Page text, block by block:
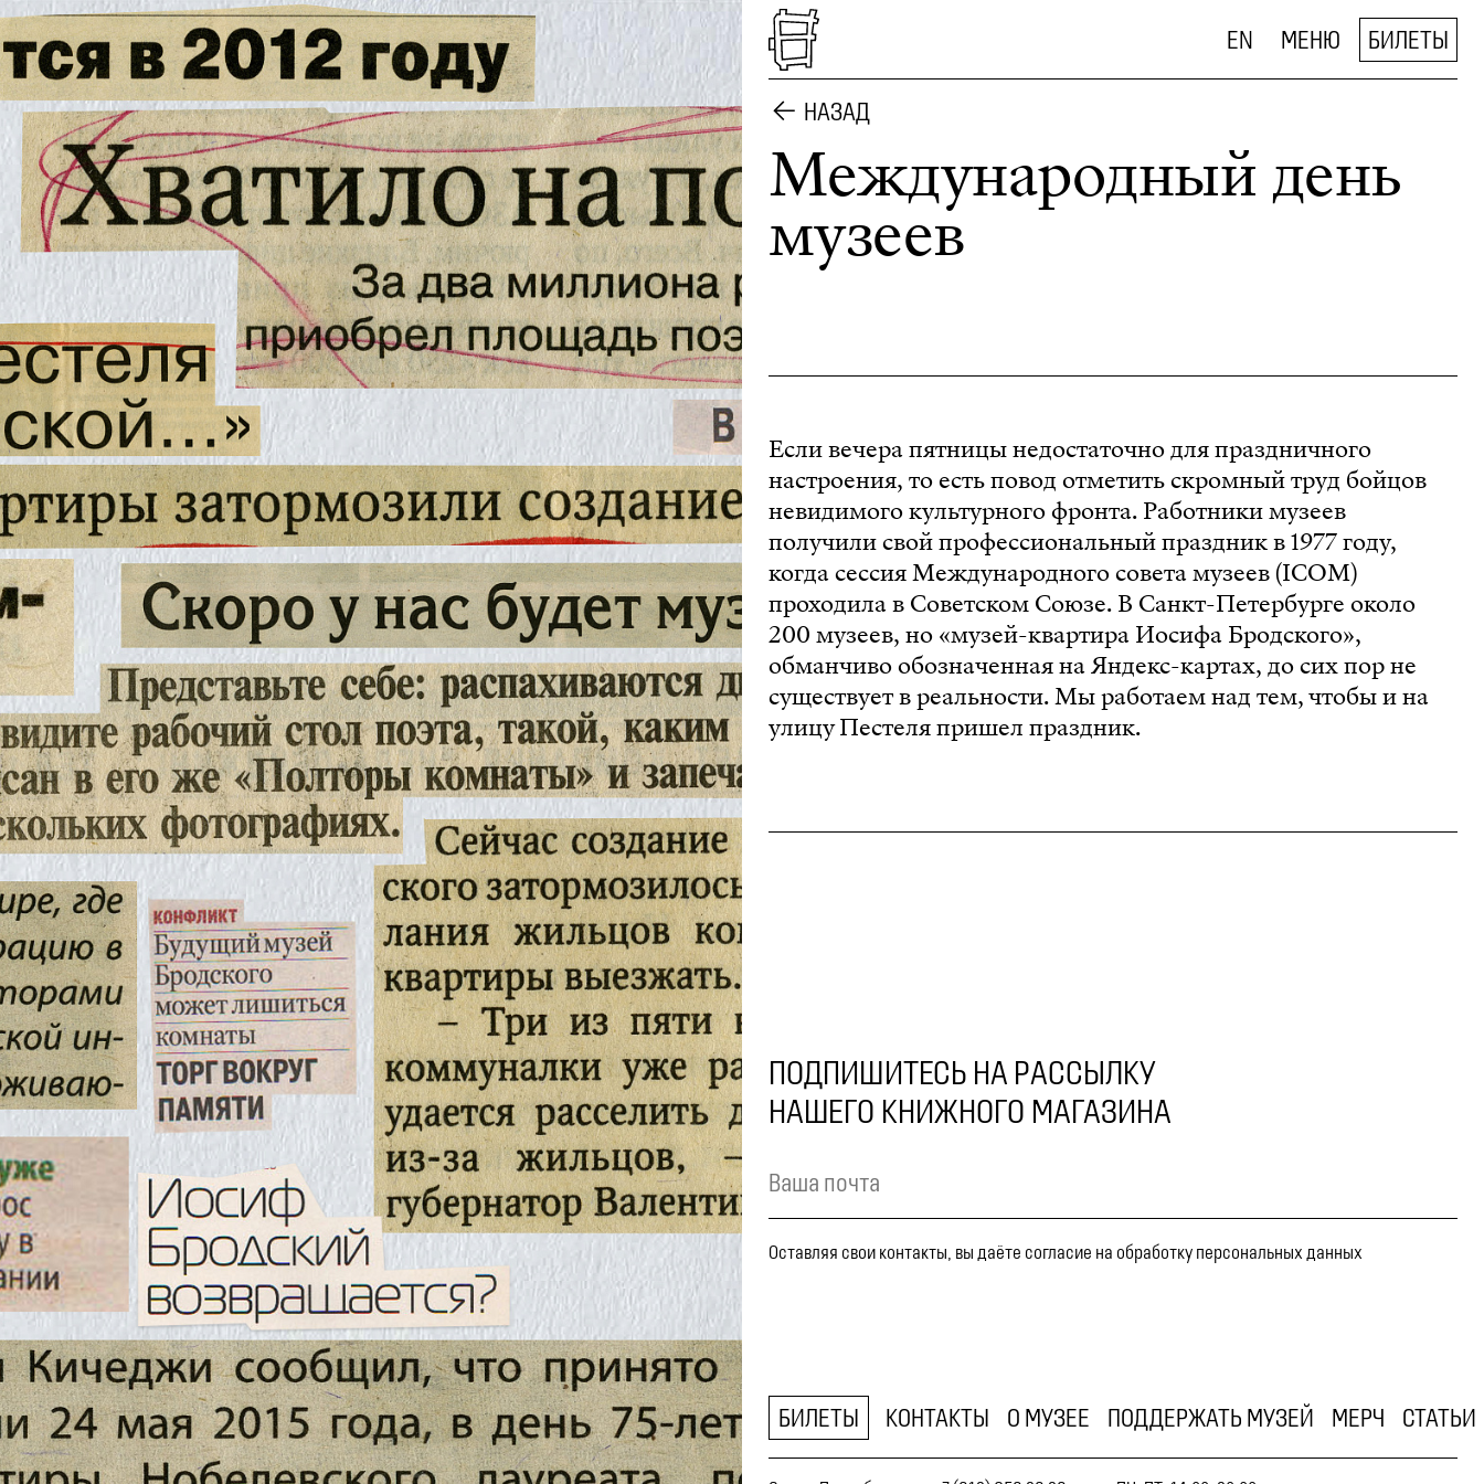
EN МЕНЮ БИЛЕТЫ
НАЗАД
Международный день
музеев
Если вечера пятницы недостаточно для праздничного
настроения, то есть повод отметить скромный труд бойцов
невидимого культурного фронта. Работники музеев
получили свой профессиональный праздник в 1977 году,
когда сессия Международного совета музеев (ICOM)
проходила в Советском Союзе. В Санкт-Петербурге около
200 музеев, но «музей-квартира Иосифа Бродского»,
обманчиво обозначенная на Яндекс-картах, до сих пор не
существует в реальности. Мы работаем над тем, чтобы и на
улицу Пестеля пришел праздник.
ПОДПИШИТЕСЬ НА РАССЫЛКУ
НАШЕГО КНИЖНОГО МАГАЗИНА
Оставляя свои контакты, вы даёте согласие на обработку персональных данных
БИЛЕТЫ КОНТАКТЫ О МУЗЕЕ ПОДДЕРЖАТЬ МУЗЕЙ МЕРЧ СТАТЬИ